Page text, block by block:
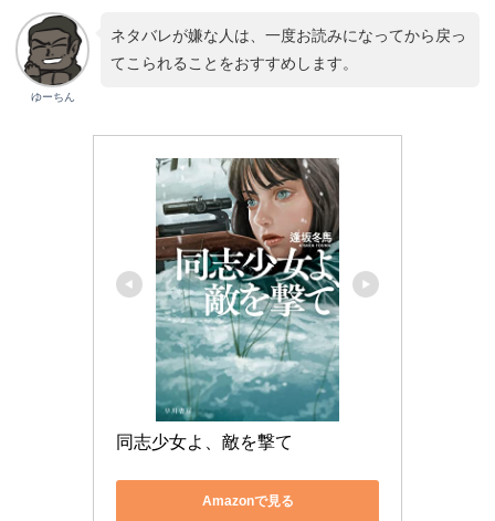
ゆーちん
ネタバレが嫌な人は、一度お読みになってから戻っ
てこられることをおすすめします。
同志少女よ、敵を撃て
Amazonで見る